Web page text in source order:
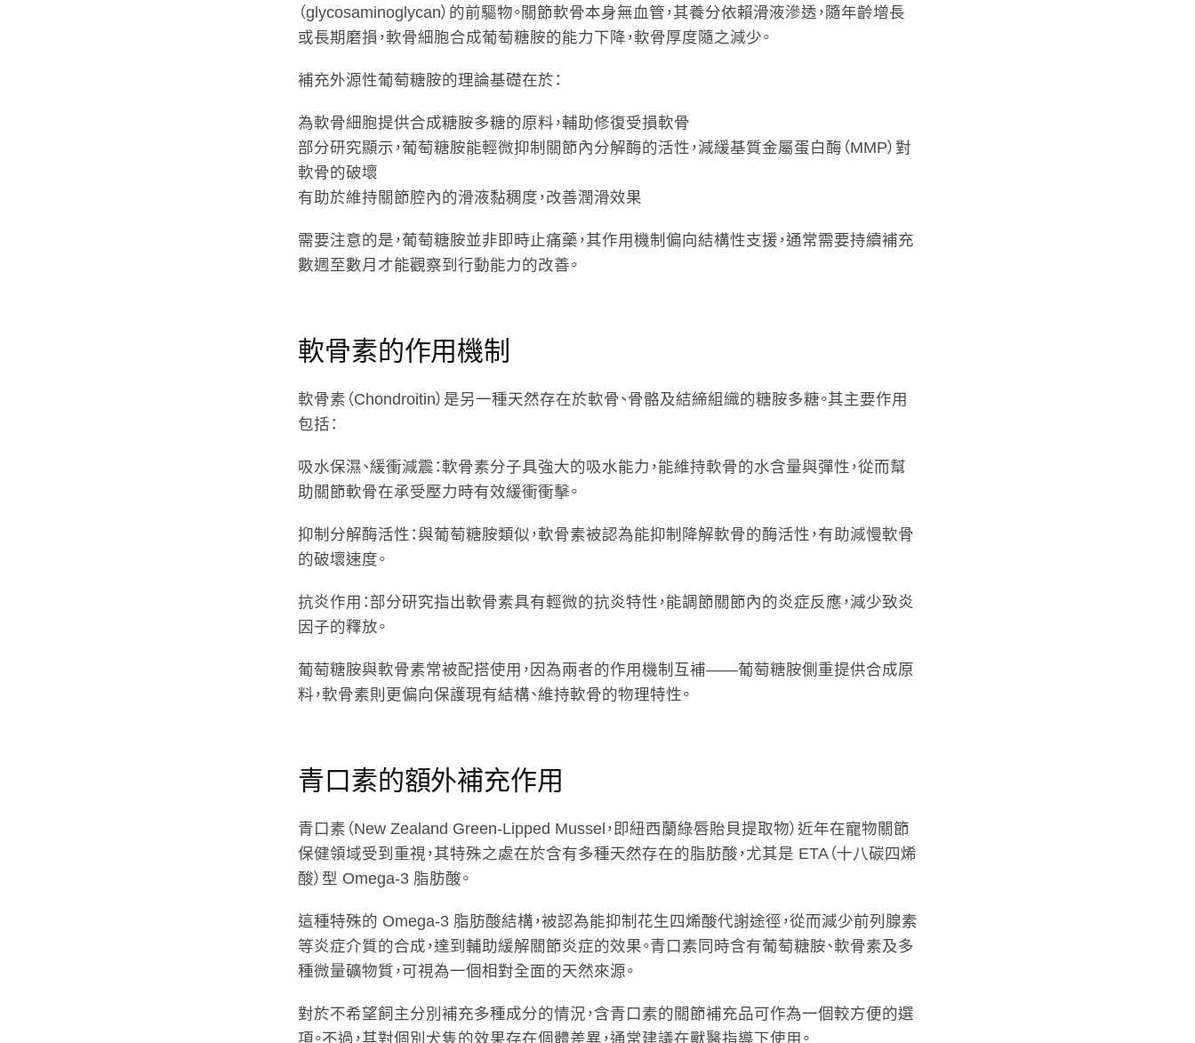
（glycosaminoglycan）的前驅物。關節軟骨本身無血管，其養分依賴滑液滲透，隨年齡增長
或長期磨損，軟骨細胞合成葡萄糖胺的能力下降，軟骨厚度隨之減少。
補充外源性葡萄糖胺的理論基礎在於：
為軟骨細胞提供合成糖胺多糖的原料，輔助修復受損軟骨
部分研究顯示，葡萄糖胺能輕微抑制關節內分解酶的活性，減緩基質金屬蛋白酶（MMP）對
軟骨的破壞
有助於維持關節腔內的滑液黏稠度，改善潤滑效果
需要注意的是，葡萄糖胺並非即時止痛藥，其作用機制偏向結構性支援，通常需要持續補充
數週至數月才能觀察到行動能力的改善。
軟骨素的作用機制
軟骨素（Chondroitin）是另一種天然存在於軟骨、骨骼及結締組織的糖胺多糖。其主要作用
包括：
吸水保濕、緩衝減震 ：軟骨素分子具強大的吸水能力，能維持軟骨的水含量與彈性，從而幫
助關節軟骨在承受壓力時有效緩衝衝擊。
抑制分解酶活性 ：與葡萄糖胺類似，軟骨素被認為能抑制降解軟骨的酶活性，有助減慢軟骨
的破壞速度。
抗炎作用 ：部分研究指出軟骨素具有輕微的抗炎特性，能調節關節內的炎症反應，減少致炎
因子的釋放。
葡萄糖胺與軟骨素常被配搭使用，因為兩者的作用機制互補——葡萄糖胺側重提供合成原
料，軟骨素則更偏向保護現有結構、維持軟骨的物理特性。
青口素的額外補充作用
青口素（New Zealand Green-Lipped Mussel，即紐西蘭綠唇貽貝提取物）近年在寵物關節
保健領域受到重視，其特殊之處在於含有多種天然存在的脂肪酸，尤其是 ETA（十八碳四烯
酸）型 Omega-3 脂肪酸。
這種特殊的 Omega-3 脂肪酸結構，被認為能抑制花生四烯酸代謝途徑，從而減少前列腺素
等炎症介質的合成，達到輔助緩解關節炎症的效果。青口素同時含有葡萄糖胺、軟骨素及多
種微量礦物質，可視為一個相對全面的天然來源。
對於不希望飼主分別補充多種成分的情況，含青口素的關節補充品可作為一個較方便的選
項。不過，其對個別犬隻的效果存在個體差異，通常建議在獸醫指導下使用。